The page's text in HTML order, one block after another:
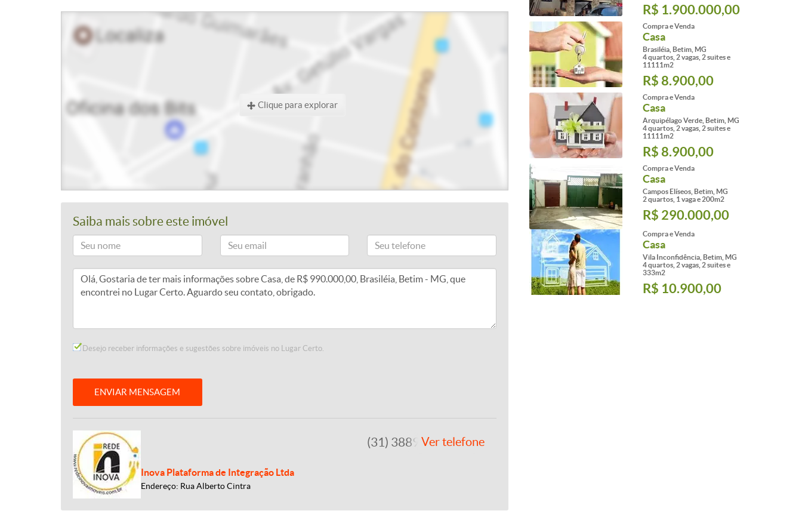
Clique para explorar
Saiba mais sobre este imóvel
Desejo receber informações e sugestões sobre imóveis no Lugar Certo.
ENVIAR MENSAGEM
Inova Plataforma de Integração Ltda
Endereço: Rua Alberto Cintra
(31) 3889-4765Ver telefone
R$ 1.900.000,00
Compra e Venda
Casa
Brasiléia, Betim, MG
4 quartos, 2 vagas, 2 suites e
11111m2
R$ 8.900,00
Compra e Venda
Casa
Arquipélago Verde, Betim, MG
4 quartos, 2 vagas, 2 suites e
11111m2
R$ 8.900,00
Compra e Venda
Casa
Campos Elíseos, Betim, MG
2 quartos, 1 vaga e 200m2
R$ 290.000,00
Compra e Venda
Casa
Vila Inconfidência, Betim, MG
4 quartos, 2 vagas, 2 suites e
333m2
R$ 10.900,00